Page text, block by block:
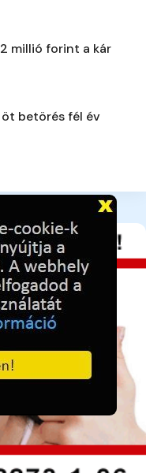
millió forint a kár
betörés fél év